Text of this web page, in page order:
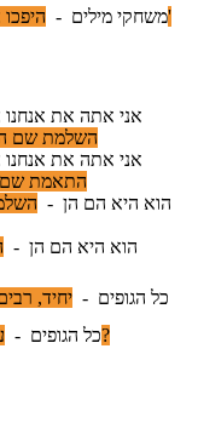
משחקי מילים -היפכו את המילה ג'
אני אתה את
השלמת שם
אני אתה את
התאמת שם
הוא היא הם הן -
הוא היא הם הן -
כל הגופים - יחיד,
כל הגופים -על מי מדובר?